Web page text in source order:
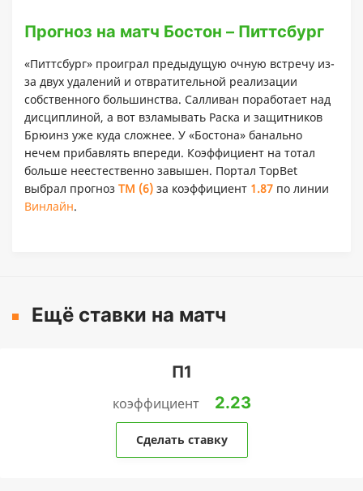
Прогноз на матч Бостон – Питтсбург
«Питтсбург» проиграл предыдущую очную встречу из-
за двух удалений и отвратительной реализации
собственного большинства. Салливан поработает над
дисциплиной, а вот взламывать Раска и защитников
Брюинз уже куда сложнее. У «Бостона» банально
нечем прибавлять впереди. Коэффициент на тотал
больше неестественно завышен. Портал TopBet
выбрал прогноз ТМ (6) за коэффициент 1.87 по линии
Винлайн.
Ещё ставки на матч
П1
коэффициент 2.23
Сделать ставку